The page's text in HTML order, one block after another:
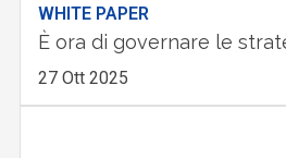
WHITE PAPER
È ora di governare le
27 Ott 2025